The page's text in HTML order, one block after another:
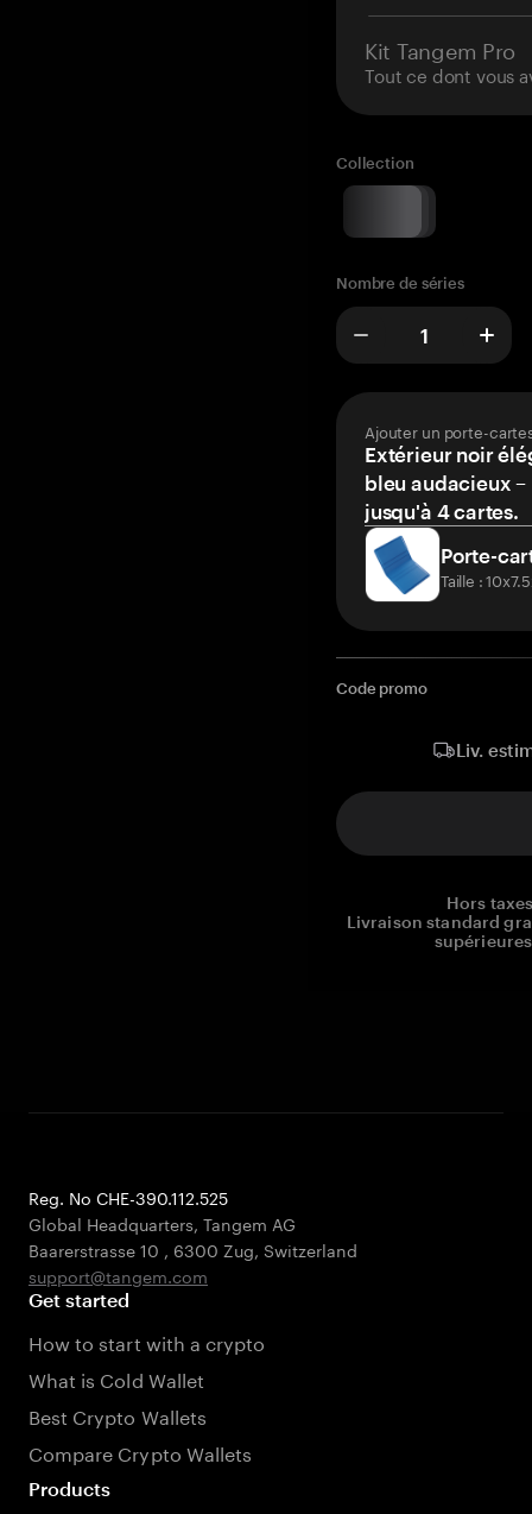
Kit Tangem Pro
Tout ce dont vous
Collection
Nombre de séries
Ajouter un porte-
Extérieur noir
bleu audacieux
jusqu'à 4 cartes.
Porte-
Taille :
Code promo
Liv.
Hors
Livraison standard
Reg. No CHE-390.112.525
Global Headquarters, Tangem AG
Baarerstrasse 10 , 6300 Zug, Switzerland
support@tangem.com
Get started
How to start with a crypto
What is Cold Wallet
Best Crypto Wallets
Compare Crypto Wallets
Products